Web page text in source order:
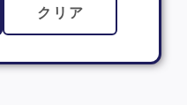
クリア